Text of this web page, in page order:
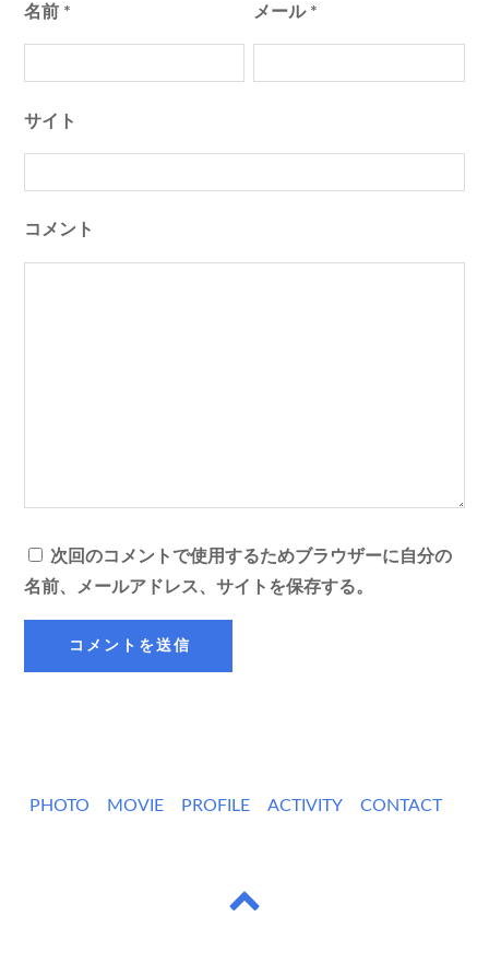
名前 * メール *
サイト
コメント
次回のコメントで使用するためブラウザーに自分の
名前、メールアドレス、サイトを保存する。
PHOTO MOVIE PROFILE ACTIVITY CONTACT